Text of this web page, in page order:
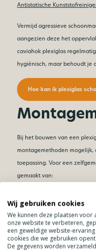
Antistatische
Vermijd agressieve
aangezien deze het
caviahok plexiglas
hygiënisch, maar behoudt je
Hoe kan ik plexiglas
Bij het bouwen van een
montagemethoden
toepassing. Voor een
gemaakt van:
Lijmenvoor een
Schroeven en
Het is belangrijk om te
Wij gebruiken cookies
We kunnen deze plaatsen voor
onze website te verbeteren,
een geweldige website-
cookies die we gebruiken
De gegevens worden